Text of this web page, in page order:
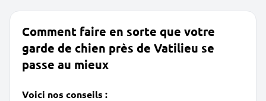
Comment faire en sorte que votre
garde de chien près de Vatilieu se
passe au mieux
Voici nos conseils :